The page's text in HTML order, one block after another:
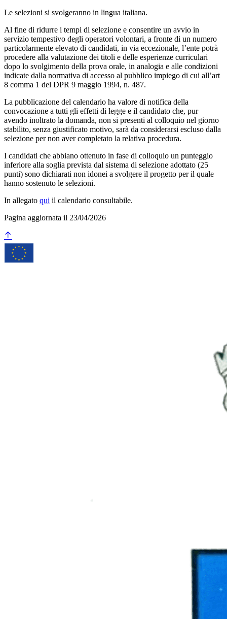
Le selezioni si svolgeranno in lingua italiana.
Al fine di ridurre i tempi di selezione e consentire un avvio in
servizio tempestivo degli operatori volontari, a fronte di un numero
particolarmente elevato di candidati, in via eccezionale, l’ente potrà
procedere alla valutazione dei titoli e delle esperienze curriculari
dopo lo svolgimento della prova orale, in analogia e alle condizioni
indicate dalla normativa di accesso al pubblico impiego di cui all’art
8 comma 1 del DPR 9 maggio 1994, n. 487.
La pubblicazione del calendario ha valore di notifica della
convocazione a tutti gli effetti di legge e il candidato che, pur
avendo inoltrato la domanda, non si presenti al colloquio nel giorno
stabilito, senza giustificato motivo, sarà da considerarsi escluso dalla
selezione per non aver completato la relativa procedura.
I candidati che abbiano ottenuto in fase di colloquio un punteggio
inferiore alla soglia prevista dal sistema di selezione adottato (25
punti) sono dichiarati non idonei a svolgere il progetto per il quale
hanno sostenuto le selezioni.
In allegato qui il calendario consultabile.
Pagina aggiornata il 23/04/2026